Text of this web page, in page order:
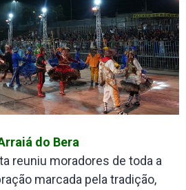
do Bera
reuniu moradores de toda a
marcada pela tradição,